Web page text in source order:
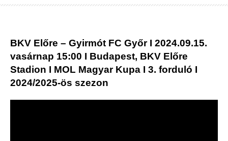
BKV Előre – Gyirmót FC Győr I 2024.09.15.
vasárnap 15:00 I Budapest, BKV Előre
Stadion I MOL Magyar Kupa I 3. forduló I
2024/2025-ös szezon